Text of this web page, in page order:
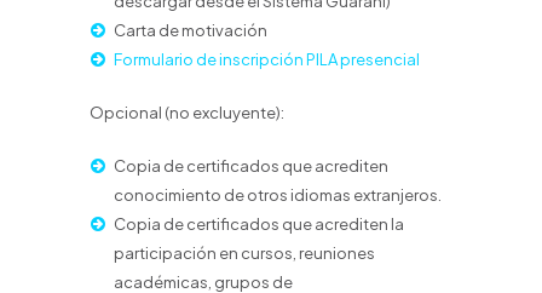
Carta de motivación
Formulario de inscripción PILA presencial
Opcional (no excluyente):
Copia de certificados que acrediten
conocimiento de otros idiomas extranjeros.
Copia de certificados que acrediten la
participación en cursos, reuniones
académicas, grupos de